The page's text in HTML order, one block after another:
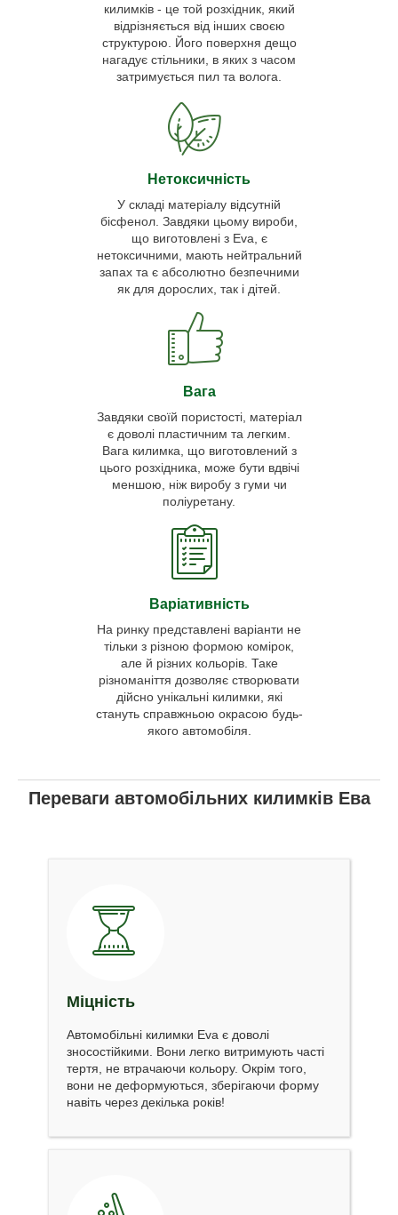
килимків - це той розхідник, який
відрізняється від інших своєю
структурою. Його поверхня дещо
нагадує стільники, в яких з часом
затримується пил та волога.
Нетоксичність
У складі матеріалу відсутній
бісфенол. Завдяки цьому вироби,
що виготовлені з Eva, є
нетоксичними, мають нейтральний
запах та є абсолютно безпечними
як для дорослих, так і дітей.
Вага
Завдяки своїй пористості, матеріал
є доволі пластичним та легким.
Вага килимка, що виготовлений з
цього розхідника, може бути вдвічі
меншою, ніж виробу з гуми чи
поліуретану.
Варіативність
На ринку представлені варіанти не
тільки з різною формою комірок,
але й різних кольорів. Таке
різноманіття дозволяє створювати
дійсно унікальні килимки, які
стануть справжньою окрасою будь-
якого автомобіля.
Переваги автомобільних килимків Ева
Міцність
Автомобільні килимки Eva є доволі
зносостійкими. Вони легко витримують часті
тертя, не втрачаючи кольору. Окрім того,
вони не деформуються, зберігаючи форму
навіть через декілька років!